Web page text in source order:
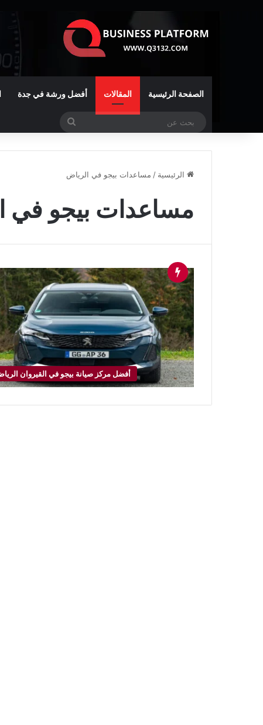
الصفحة الرئيسية المقالات أفضل ورشة في جدة
الرئيسية / مساعدات بيجو في الرياض
مساعدات بيجو في
أفضل مركز صيانة بيجو في القيروان